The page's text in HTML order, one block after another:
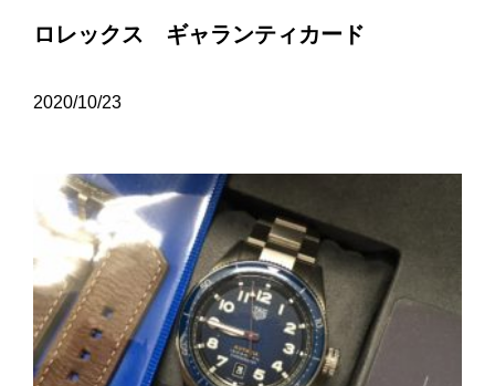
ロレックス ギャランティカード
2020/10/23